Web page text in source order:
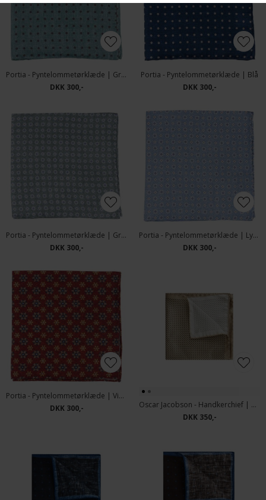
Portia - Pyntelommetørklæde | Grøn
DKK 300,-
Portia - Pyntelommetørklæde | Blå
DKK 300,-
Portia - Pyntelommetørklæde | Grøn
DKK 300,-
Portia - Pyntelommetørklæde | Lyseblå
DKK 300,-
Portia - Pyntelommetørklæde | Vinrød
DKK 300,-
Oscar Jacobson - Handkerchief | Pyntelommetørklæde Beige
DKK 350,-